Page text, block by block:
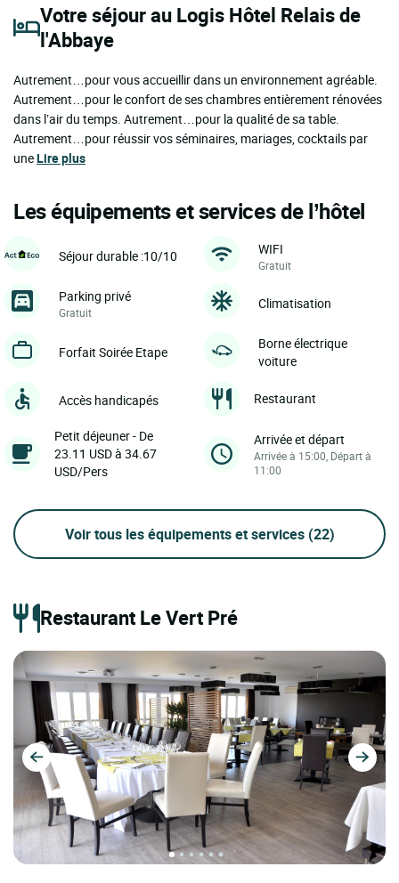
Votre séjour au Logis Hôtel Relais de
l'Abbaye
Autrement…pour vous accueillir dans un environnement agréable.
Autrement…pour le confort de ses chambres entièrement rénovées
dans l’air du temps. Autrement…pour la qualité de sa table.
Autrement…pour réussir vos séminaires, mariages, cocktails par
uneLire plus
Les équipements et services de l’hôtel
Séjour durable :10/10 WIFI
Gratuit
Parking privé
Gratuit
Climatisation
Forfait Soirée Etape
Borne électrique
voiture
Accès handicapés Restaurant
Petit déjeuner - De
23.11 USD à 34.67
USD/Pers
Arrivée et départ
Arrivée à 15:00, Départ à
11:00
Voir tous les équipements et services (22)
Restaurant Le Vert Pré